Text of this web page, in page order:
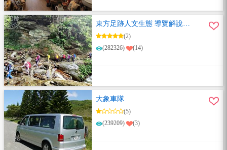
東方足跡人文生態 導覽解說團
隊
(2)
(282326)
(14)
大象車隊
(5)
(239209)
(3)